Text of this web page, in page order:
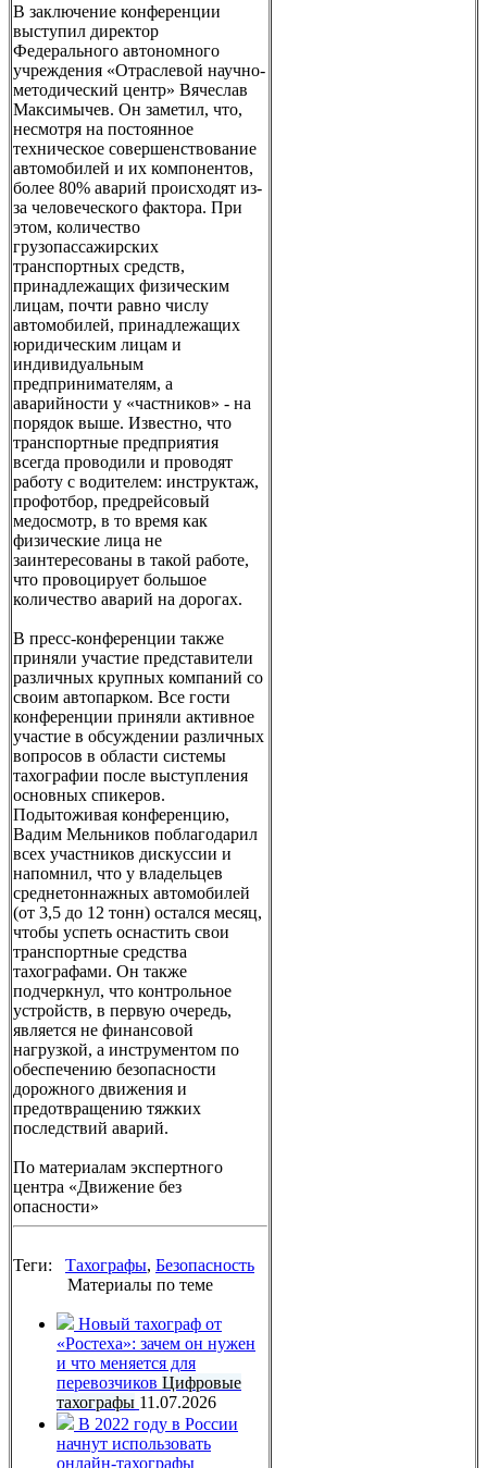
В заключение конференции
выступил директор
Федерального автономного
учреждения «Отраслевой научно-
методический центр» Вячеслав
Максимычев. Он заметил, что,
несмотря на постоянное
техническое совершенствование
автомобилей и их компонентов,
более 80% аварий происходят из-
за человеческого фактора. При
этом, количество
грузопассажирских
транспортных средств,
принадлежащих физическим
лицам, почти равно числу
автомобилей, принадлежащих
юридическим лицам и
индивидуальным
предпринимателям, а
аварийности у «частников» - на
порядок выше. Известно, что
транспортные предприятия
всегда проводили и проводят
работу с водителем: инструктаж,
профотбор, предрейсовый
медосмотр, в то время как
физические лица не
заинтересованы в такой работе,
что провоцирует большое
количество аварий на дорогах.
В пресс-конференции также
приняли участие представители
различных крупных компаний со
своим автопарком. Все гости
конференции приняли активное
участие в обсуждении различных
вопросов в области системы
тахографии после выступления
основных спикеров.
Подытоживая конференцию,
Вадим Мельников поблагодарил
всех участников дискуссии и
напомнил, что у владельцев
среднетоннажных автомобилей
(от 3,5 до 12 тонн) остался месяц,
чтобы успеть оснастить свои
транспортные средства
тахографами. Он также
подчеркнул, что контрольное
устройств, в первую очередь,
является не финансовой
нагрузкой, а инструментом по
обеспечению безопасности
дорожного движения и
предотвращению тяжких
последствий аварий.
По материалам экспертного
центра «Движение без
опасности»
Теги: Тахографы, Безопасность
Материалы по теме
Новый тахограф от
«Ростеха»: зачем он нужен
и что меняется для
перевозчиков Цифровые
тахографы 11.07.2026
В 2022 году в России
начнут использовать
онлайн-тахографы